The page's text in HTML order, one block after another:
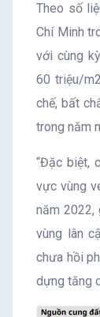
Theo số
Chí Minh
với cùng
60 triệu/
chế, bất
trong năm
“Đặc biệt,
vực vùng
năm 2022,
vùng lân
chưa hồi
dựng tăng